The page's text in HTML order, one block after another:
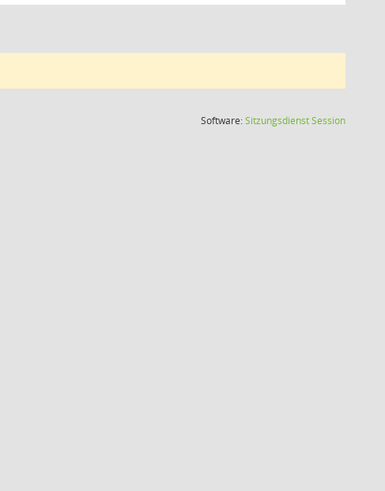
Software:SitzungsdienstSession(Wird in